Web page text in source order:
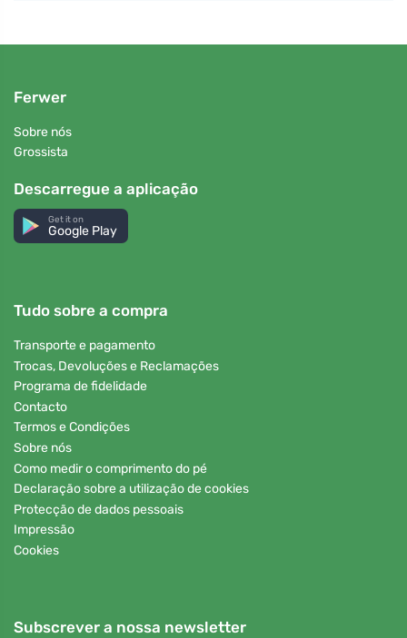
Ferwer
Sobre nós
Grossista
Descarregue a aplicação
Get it on
Google Play
Tudo sobre a compra
Transporte e pagamento
Trocas, Devoluções e Reclamações
Programa de fidelidade
Contacto
Termos e Condições
Sobre nós
Como medir o comprimento do pé
Declaração sobre a utilização de cookies
Protecção de dados pessoais
Impressão
Cookies
Subscrever a nossa newsletter